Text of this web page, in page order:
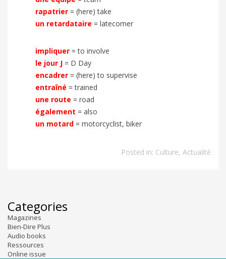
rapatrier = (here) take
un retardataire = latecomer
impliquer = to involve
le jour J = D Day
encadrer = (here) to supervise
entraîné = trained
une route = road
également = also
un motard = motorcyclist, biker
Posted in: Culture, Actualité
Categories
Magazines
Bien-Dire Plus
Audio books
Ressources
Online issue